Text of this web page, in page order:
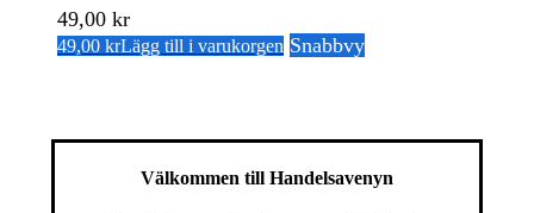
49,00 kr
49,00 krLägg till i varukorgen Snabbvy
Välkommen till Handelsavenyn